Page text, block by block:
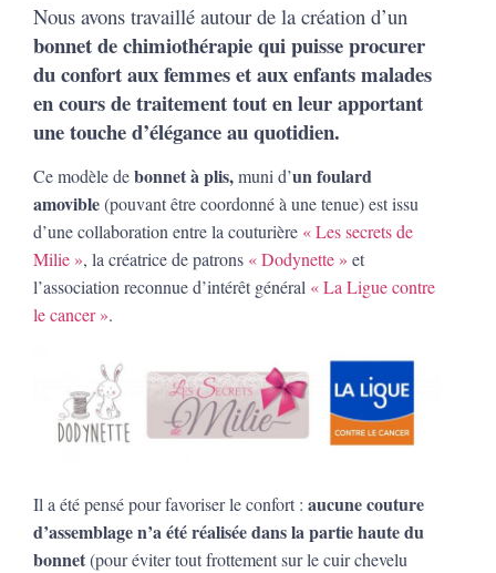
Nous avons travaillé autour de la création d’un
bonnet de chimiothérapie qui puisse procurer
du confort aux femmes et aux enfants malades
en cours de traitement tout en leur apportant
une touche d’élégance au quotidien.
Ce modèle debonnet à plis,muni d’un foulard
amovible(pouvant être coordonné à une tenue) est issu
d’une collaboration entre la couturière « Les secrets de
Milie », la créatrice de patrons « Dodynette » et
l’association reconnue d’intérêt général « La Ligue contre
le cancer ».
Il a été pensé pour favoriser le confort : aucune couture
d’assemblage n’a été réalisée dans la partie haute du
bonnet(pour éviter tout frottement sur le cuir chevelu